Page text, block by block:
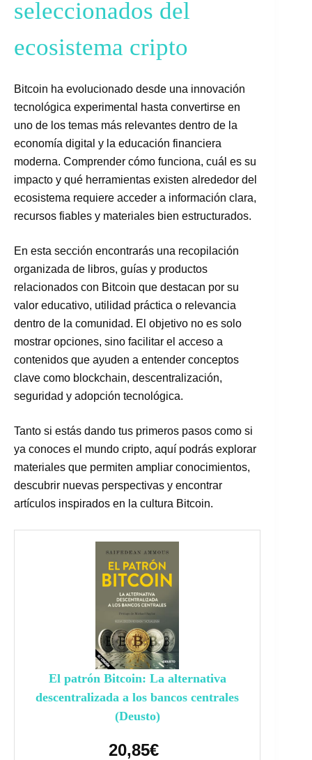
seleccionados del
ecosistema cripto
Bitcoin ha evolucionado desde una innovación
tecnológica experimental hasta convertirse en
uno de los temas más relevantes dentro de la
economía digital y la educación financiera
moderna. Comprender cómo funciona, cuál es su
impacto y qué herramientas existen alrededor del
ecosistema requiere acceder a información clara,
recursos fiables y materiales bien estructurados.
En esta sección encontrarás una recopilación
organizada de libros, guías y productos
relacionados con Bitcoin que destacan por su
valor educativo, utilidad práctica o relevancia
dentro de la comunidad. El objetivo no es solo
mostrar opciones, sino facilitar el acceso a
contenidos que ayuden a entender conceptos
clave como blockchain, descentralización,
seguridad y adopción tecnológica.
Tanto si estás dando tus primeros pasos como si
ya conoces el mundo cripto, aquí podrás explorar
materiales que permiten ampliar conocimientos,
descubrir nuevas perspectivas y encontrar
artículos inspirados en la cultura Bitcoin.
El patrón Bitcoin: La alternativa
descentralizada a los bancos centrales
(Deusto)
20,85€